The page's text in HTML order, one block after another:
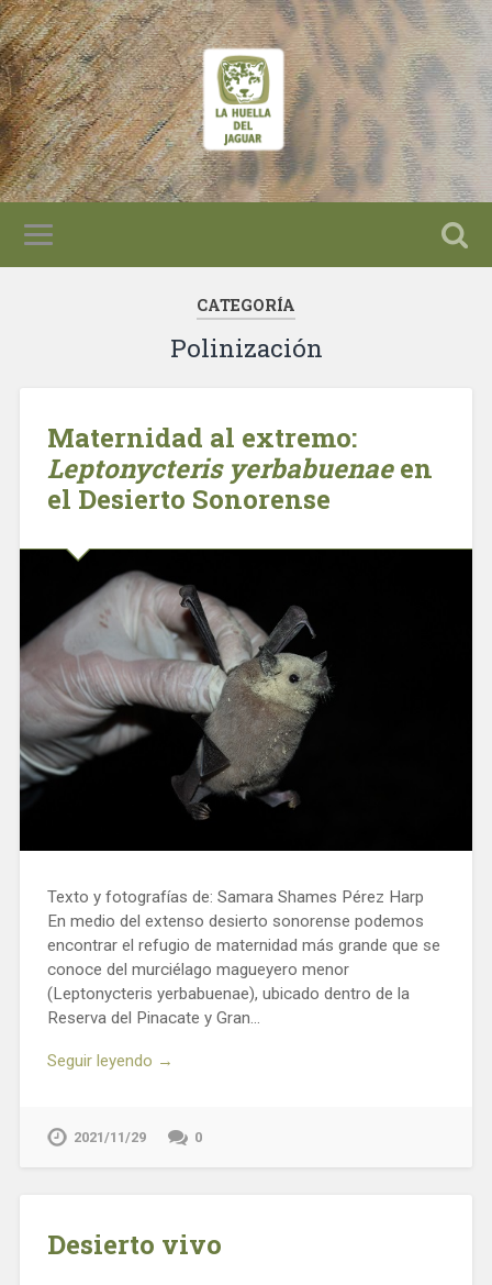
CATEGORÍA
Polinización
Maternidad al extremo:
Leptonycteris yerbabuenaeen
el Desierto Sonorense
Texto y fotografías de: Samara Shames Pérez Harp
En medio del extenso desierto sonorense podemos
encontrar el refugio de maternidad más grande que se
conoce del murciélago magueyero menor
(Leptonycteris yerbabuenae), ubicado dentro de la
Reserva del Pinacate y Gran…
Seguir leyendo →
2021/11/29 0
Desierto vivo